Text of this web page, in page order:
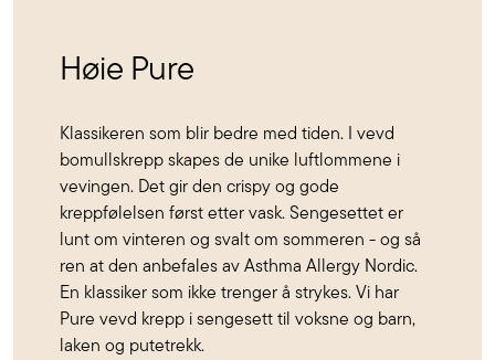
Høie Pure
Klassikeren som blir bedre med tiden. I vevd
bomullskrepp skapes de unike luftlommene i
vevingen. Det gir den crispy og gode
kreppfølelsen først etter vask. Sengesettet er
lunt om vinteren og svalt om sommeren - og så
ren at den anbefales av Asthma Allergy Nordic.
En klassiker som ikke trenger å strykes. Vi har
Pure vevd krepp i sengesett til voksne og barn,
laken og putetrekk.